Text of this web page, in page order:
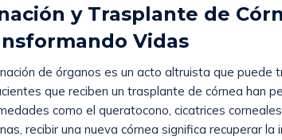
y Trasplante de
Vidas
de órganos es un acto altruista que puede
que reciben un trasplante de córnea han
como el queratocono, cicatrices
recibir una nueva córnea significa recuperar